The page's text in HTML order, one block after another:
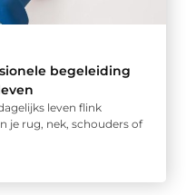
begeleiding
leven flink
je rug, nek, schouders of